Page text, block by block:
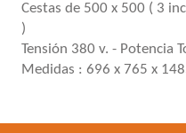
Cestas de 500 x 500 ( 3
)
Tensión 380 v. - Potencia
Medidas : 696 x 765 x